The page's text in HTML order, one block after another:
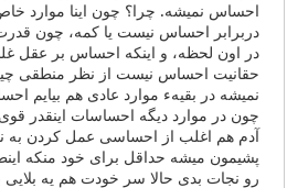
احساس نمیشه. چرا؟ چون اینا موارد
دربرابر احساس نیست یا کمه، چون
در اون لحظه، و اینکه احساس بر عقل
حقانیت احساس نیست از نظر منطقی
نمیشه در بقیهء موارد عادی هم بیایم
چون در موارد دیگه احساسات اینقدر
آدم هم اغلب از احساسی عمل کردن به
پشیمون میشه حداقل برای خود منکه
رو نجات بدی حالا سر خودت هم یه بلایی